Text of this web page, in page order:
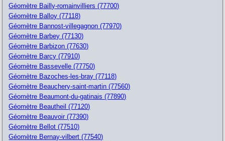
Géomètre Bailly-romainvilliers (77700)
Géomètre Balloy (77118)
Géomètre Bannost-villegagnon (77970)
Géomètre Barbey (77130)
Géomètre Barbizon (77630)
Géomètre Barcy (77910)
Géomètre Bassevelle (77750)
Géomètre Bazoches-les-bray (77118)
Géomètre Beauchery-saint-martin (77560)
Géomètre Beaumont-du-gatinais (77890)
Géomètre Beautheil (77120)
Géomètre Beauvoir (77390)
Géomètre Bellot (77510)
Géomètre Bernay-vilbert (77540)